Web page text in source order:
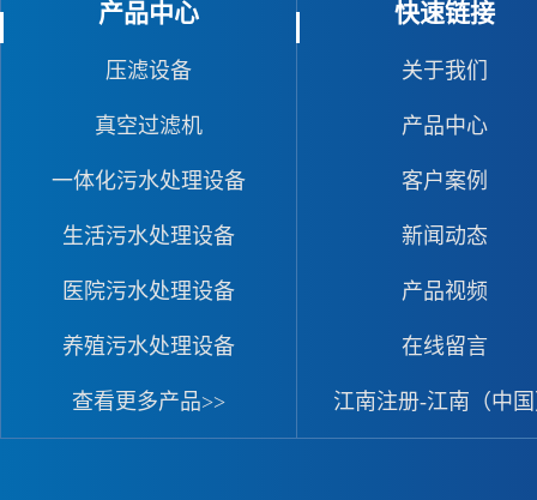
产品中心
压滤设备
真空过滤机
一体化污水处理设备
生活污水处理设备
医院污水处理设备
养殖污水处理设备
查看更多产品>>
快速链接
关于我们
产品中心
客户案例
新闻动态
产品视频
在线留言
江南注册-江南（中